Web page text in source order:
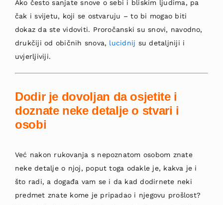
Ako često sanjate snove o sebi i bliskim ljudima, pa
čak i svijetu, koji se ostvaruju – to bi mogao biti
dokaz da ste vidoviti. Proročanski su snovi, navodno,
drukčiji od običnih snova, lucidnij su detaljniji i
uvjerljiviji.
Dodir je dovoljan da osjetite i
doznate neke detalje o stvari i
osobi
Već nakon rukovanja s nepoznatom osobom znate
neke detalje o njoj, poput toga odakle je, kakva je i
što radi, a događa vam se i da kad dodirnete neki
predmet znate kome je pripadao i njegovu prošlost?